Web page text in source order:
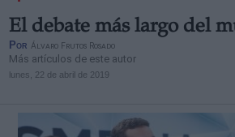
El debate más largo del
Por Álvaro Frutos Rosado
Más artículos de este autor
lunes, 22 de abril de 2019